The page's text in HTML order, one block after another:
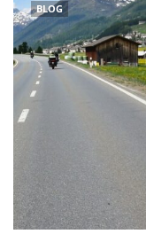
BLOG